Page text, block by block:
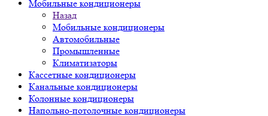
Мобильные кондиционеры
Назад
Мобильные кондиционеры
Автомобильные
Промышленные
Климатизаторы
Кассетные кондиционеры
Канальные кондиционеры
Колонные кондиционеры
Напольно-потолочные кондиционеры